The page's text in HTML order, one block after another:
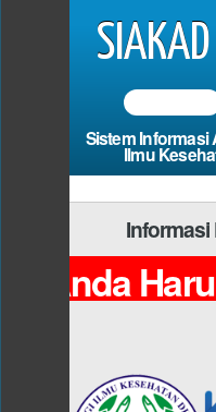
Sistem
Ilmu
Informasi
Anda